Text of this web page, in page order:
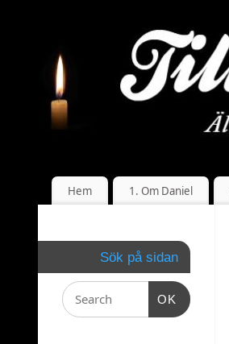
Hem 1. Om Daniel
Sök på sidan
OK